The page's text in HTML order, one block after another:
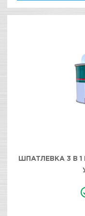
ШПАТЛЕВКА 3 В 1